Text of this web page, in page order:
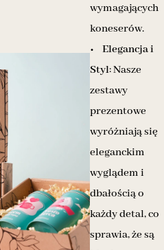
wymagających
koneserów.
• Elegancja i
Styl: Nasze
zestawy
prezentowe
wyróżniają się
eleganckim
wyglądem i
dbałością o
każdy detal, co
sprawia, że są